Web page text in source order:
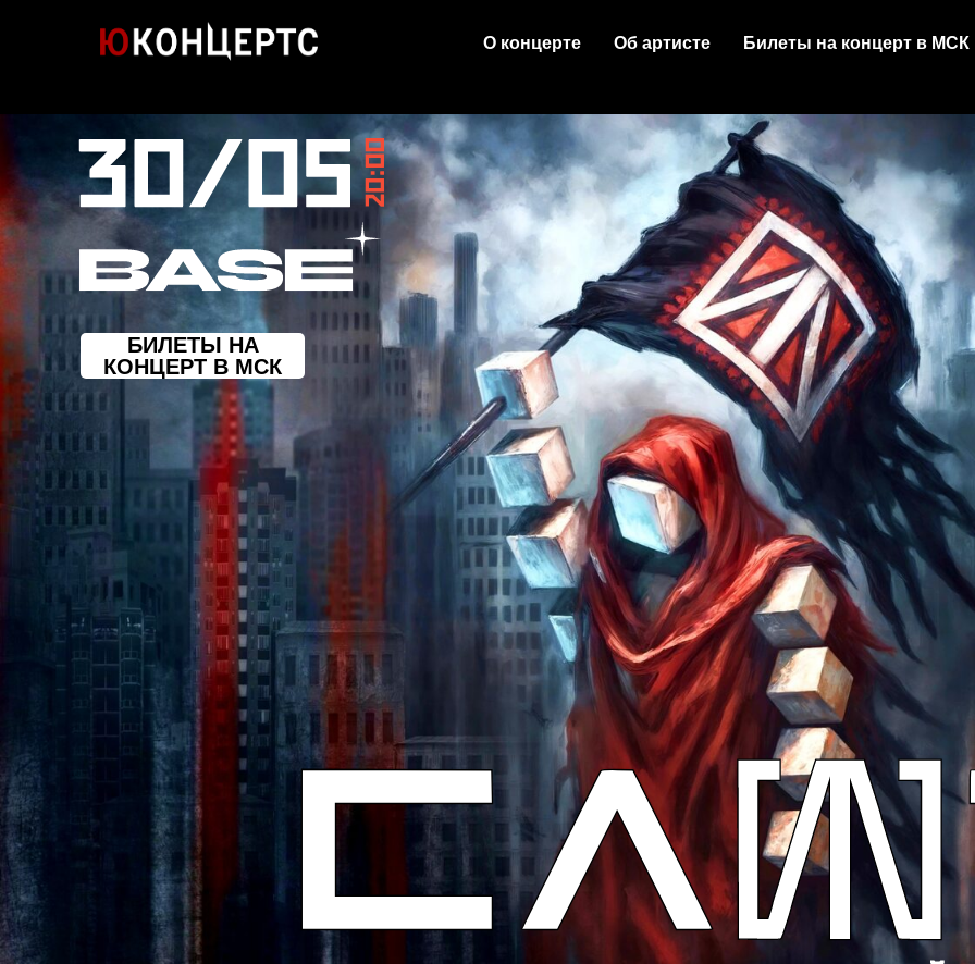
О концерте Об артисте Билеты на концерт в МСК
БИЛЕТЫ НА
КОНЦЕРТ В МСК